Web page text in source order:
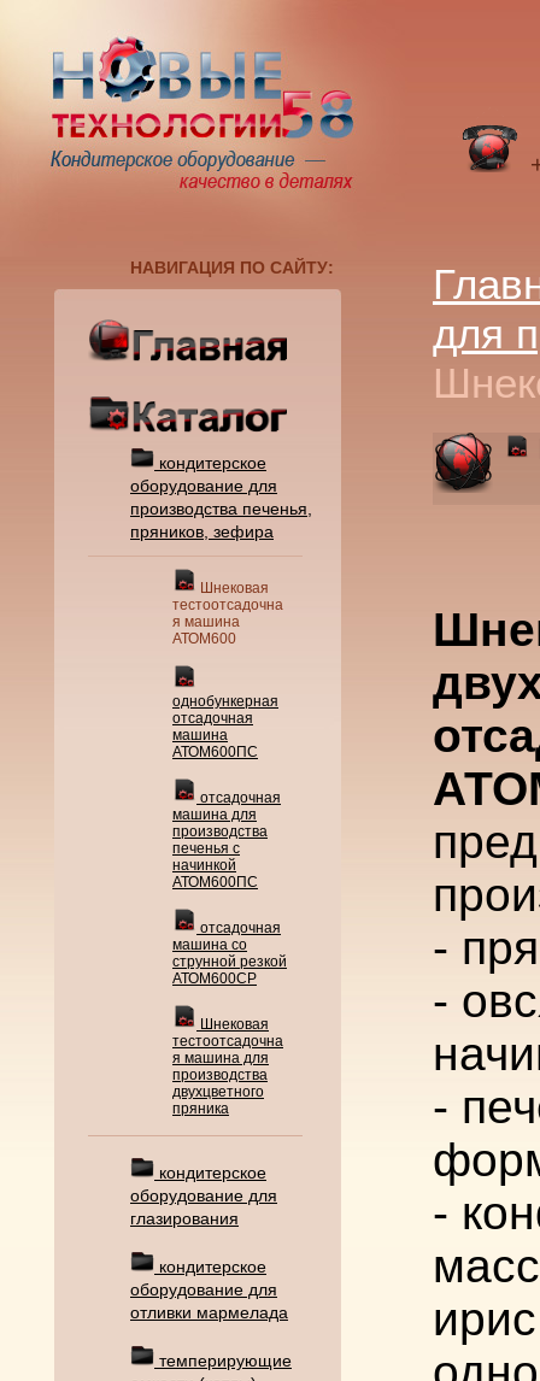
НАВИГАЦИЯ ПО САЙТУ:
кондитерское
оборудование для
производства печенья,
пряников, зефира
Шнековая
тестоотсадочна
я машина
АТОМ600
однобункерная
отсадочная
машина
АТОМ600ПС
отсадочная
машина для
производства
печенья с
начинкой
АТОМ600ПС
отсадочная
машина со
струнной резкой
АТОМ600СР
Шнековая
тестоотсадочна
я машина для
производства
двухцветного
пряника
кондитерское
оборудование для
глазирования
кондитерское
оборудование для
отливки мармелада
темперирующие
для
-
-
-
-